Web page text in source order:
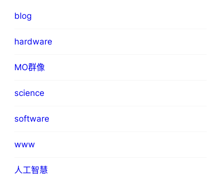
blog
hardware
MO群像
science
software
www
人工智慧